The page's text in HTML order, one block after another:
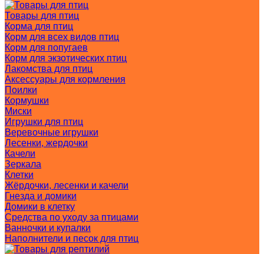
Товары для птиц
Корма для птиц
Корм для всех видов птиц
Корм для попугаев
Корм для экзотических птиц
Лакомства для птиц
Аксессуары для кормления
Поилки
Кормушки
Миски
Игрушки для птиц
Веревочные игрушки
Лесенки, жердочки
Качели
Зеркала
Клетки
Жёрдочки, лесенки и качели
Гнезда и домики
Домики в клетку
Средства по уходу за птицами
Ванночки и купалки
Наполнители и песок для птиц